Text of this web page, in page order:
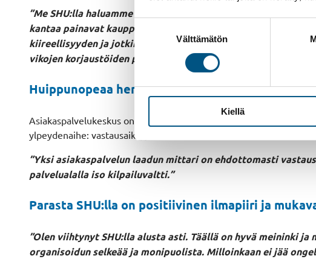
Välttämätön
Kiellä
”Me SHU:lla haluamme antaa asiakkaalle parasta
kantaa painavat kauppakassit kuudenteen kerrokseen, ja
kiireellisyyden ja jotkin tapaukset vaativat sen, että
vikojen korjaustöiden priorisoinnissa asiakaspalvelu tekee
Huippunopeaa henkilökohtaista palvelua SHU:n
Asiakaspalvelukeskus on saanut vuosittain toteutettavassa
ylpeydenaihe: vastausaika, joka on ollut useana vuonna
”Yksi asiakaspalvelun laadun mittari on ehdottomasti
palvelualalla iso kilpailuvaltti.”
Parasta SHU:lla on positiivinen ilmapiiri ja
”Olen viihtynyt SHU:lla alusta asti. Täällä on hyvä meininki
organisoidun selkeää ja monipuolista. Milloinkaan ei jää